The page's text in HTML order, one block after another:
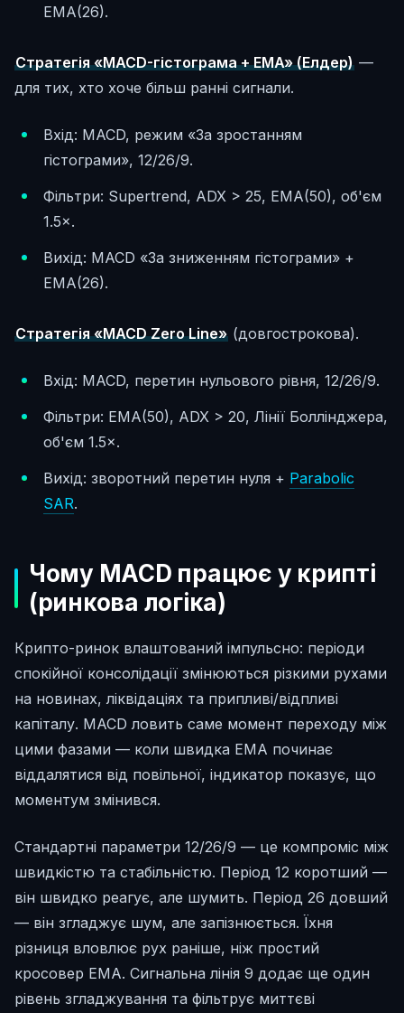
EMA(26).
Стратегія «MACD-гістограма + EMA» (Елдер)—
для тих, хто хоче більш ранні сигнали.
Вхід: MACD, режим «За зростанням
гістограми», 12/26/9.
Фільтри: Supertrend, ADX > 25, EMA(50), об'єм
1.5×.
Вихід: MACD «За зниженням гістограми» +
EMA(26).
Стратегія «MACD Zero Line»(довгострокова).
Вхід: MACD, перетин нульового рівня, 12/26/9.
Фільтри: EMA(50), ADX > 20, Лінії Боллінджера,
об'єм 1.5×.
Вихід: зворотний перетин нуля + Parabolic
SAR.
Чому MACD працює у крипті
(ринкова логіка)
Крипто-ринок влаштований імпульсно: періоди
спокійної консолідації змінюються різкими рухами
на новинах, ліквідаціях та припливі/відпливі
капіталу. MACD ловить саме момент переходу між
цими фазами — коли швидка EMA починає
віддалятися від повільної, індикатор показує, що
моментум змінився.
Стандартні параметри 12/26/9 — це компроміс між
швидкістю та стабільністю. Період 12 коротший —
він швидко реагує, але шумить. Період 26 довший
— він згладжує шум, але запізнюється. Їхня
різниця вловлює рух раніше, ніж простий
кросовер EMA. Сигнальна лінія 9 додає ще один
рівень згладжування та фільтрує миттєві